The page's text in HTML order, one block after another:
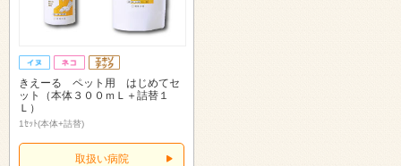
きえーる ペット用 はじめてセ
ット（本体３００ｍＬ＋詰替１
Ｌ）
1ｾｯﾄ(本体+詰替)
取扱い病院